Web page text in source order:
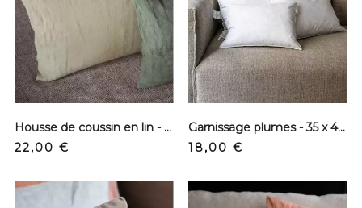
Housse de coussin en lin - Fenouil
Prix
22,00 €
Garnissage plumes - 35 x 45 cm
Prix
18,00 €